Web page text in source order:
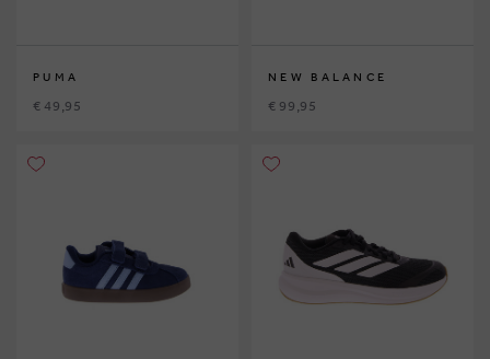
PUMA
€ 49,95
NEW BALANCE
€ 99,95